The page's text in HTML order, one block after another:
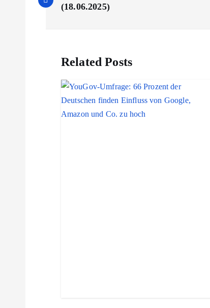
e
(18.06.2025)
Related Posts